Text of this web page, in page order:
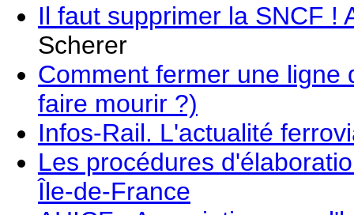
Il faut supprimer la SNCF !
Scherer
Comment fermer une ligne
faire mourir ?)
Infos-Rail. L'actualité
Les procédures
Île-de-France